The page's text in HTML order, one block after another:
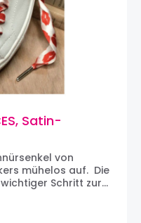
Satin-
von
mühelos auf. Die
Schritt zur